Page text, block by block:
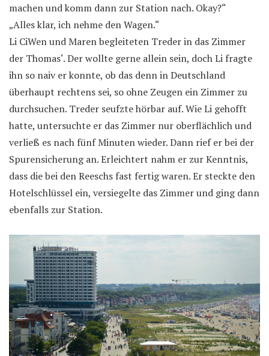
machen und komm dann zur Station nach. Okay?“
„Alles klar, ich nehme den Wagen.“
Li CiWen und Maren begleiteten Treder in das Zimmer
der Thomas‘. Der wollte gerne allein sein, doch Li fragte
ihn so naiv er konnte, ob das denn in Deutschland
überhaupt rechtens sei, so ohne Zeugen ein Zimmer zu
durchsuchen. Treder seufzte hörbar auf. Wie Li gehofft
hatte, untersuchte er das Zimmer nur oberflächlich und
verließ es nach fünf Minuten wieder. Dann rief er bei der
Spurensicherung an. Erleichtert nahm er zur Kenntnis,
dass die bei den Reeschs fast fertig waren. Er steckte den
Hotelschlüssel ein, versiegelte das Zimmer und ging dann
ebenfalls zur Station.